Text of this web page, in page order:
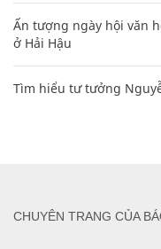
Ấn tượng ngày hội văn
ở Hải Hậu
Tìm hiểu tư tưởng
CHUYÊN TRANG CỦA